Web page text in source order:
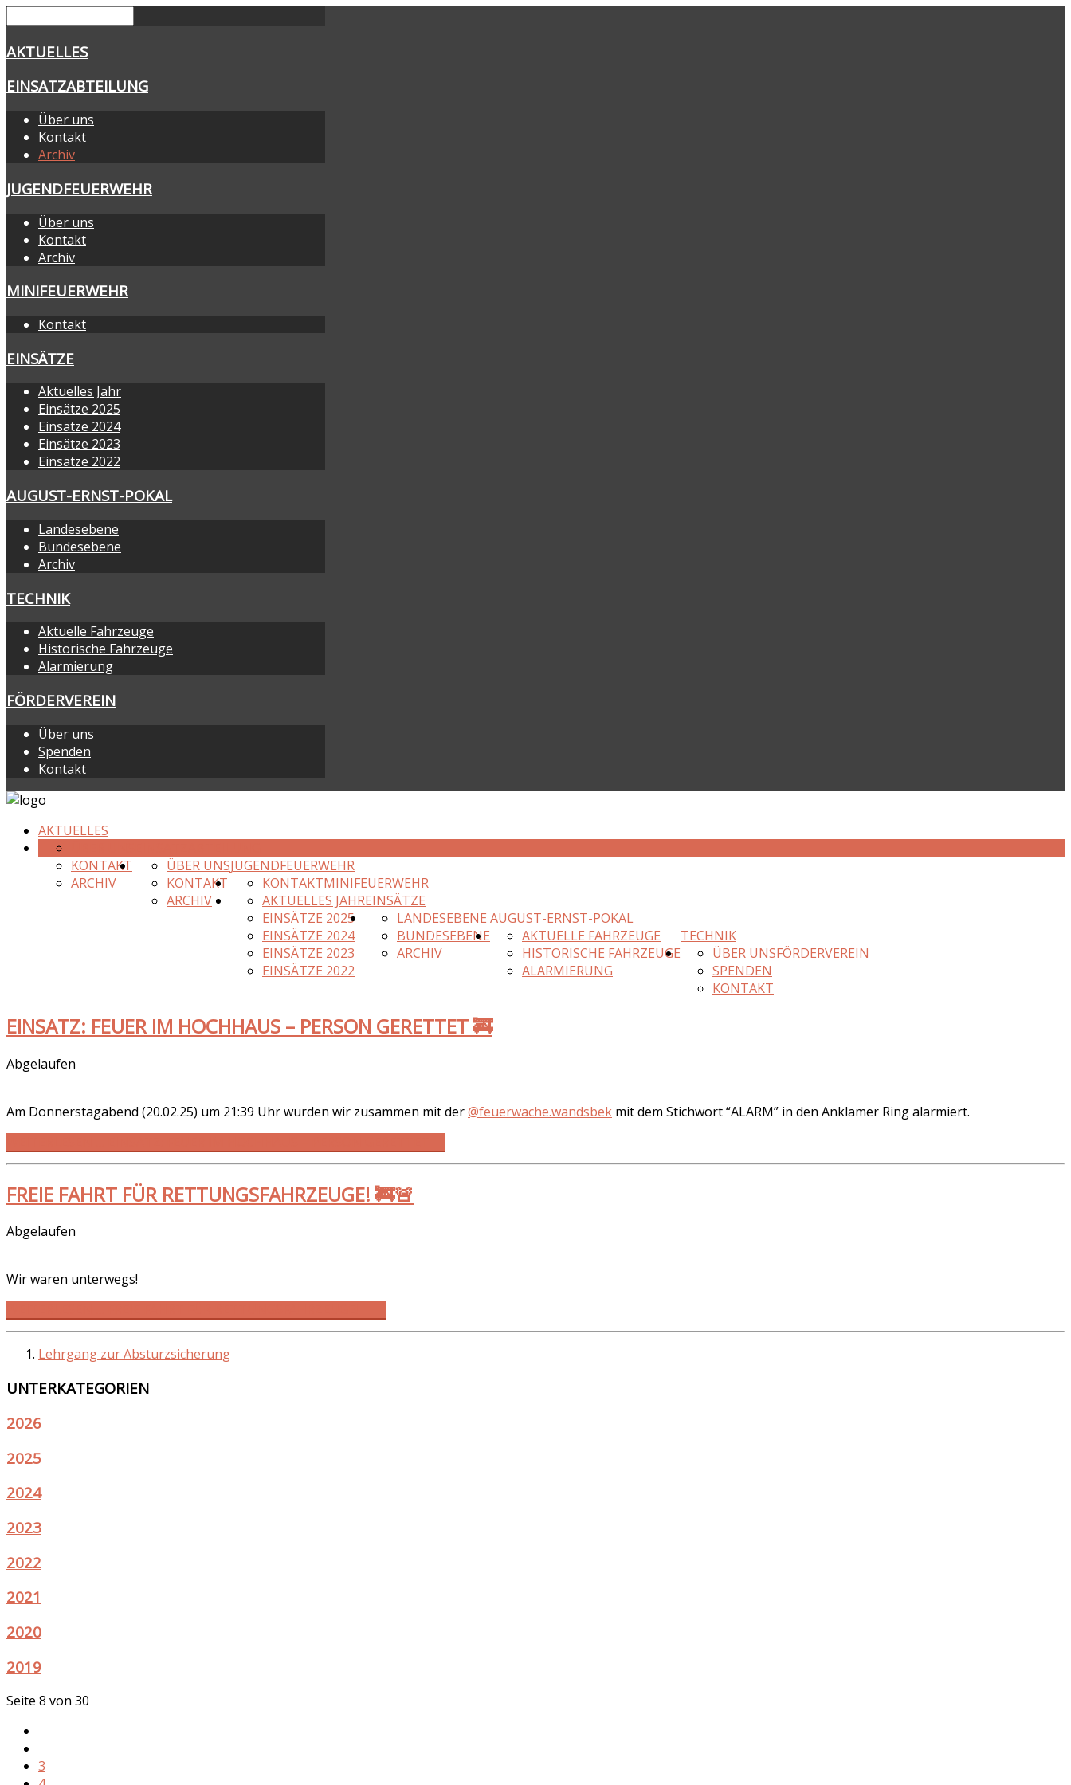
AKTUELLES
EINSATZABTEILUNG
Über uns
Kontakt
Archiv
JUGENDFEUERWEHR
Über uns
Kontakt
Archiv
MINIFEUERWEHR
Kontakt
EINSÄTZE
Aktuelles Jahr
Einsätze 2025
Einsätze 2024
Einsätze 2023
Einsätze 2022
AUGUST-ERNST-POKAL
Landesebene
Bundesebene
Archiv
TECHNIK
Aktuelle Fahrzeuge
Historische Fahrzeuge
Alarmierung
FÖRDERVEREIN
Über uns
Spenden
Kontakt
AKTUELLES
KONTAKT
ARCHIV
JUGENDFEUERWEHR
ÜBER UNS
KONTAKT
ARCHIV
MINIFEUERWEHR
KONTAKT
EINSÄTZE
AKTUELLES JAHR
EINSÄTZE 2025
EINSÄTZE 2024
EINSÄTZE 2023
EINSÄTZE 2022
AUGUST-ERNST-POKAL
LANDESEBENE
BUNDESEBENE
ARCHIV
TECHNIK
AKTUELLE FAHRZEUGE
HISTORISCHE FAHRZEUGE
ALARMIERUNG
FÖRDERVEREIN
ÜBER UNS
SPENDEN
KONTAKT
EINSATZ: FEUER IM HOCHHAUS – PERSON GERETTET 🚒
Abgelaufen
Am Donnerstagabend (20.02.25) um 21:39 Uhr wurden wir zusammen mit der@feuerwache.wandsbek mit dem Stichwort “ALARM” in den Anklamer Ring alarmiert.
FREIE FAHRT FÜR RETTUNGSFAHRZEUGE! 🚒🚨
Abgelaufen
Wir waren unterwegs!
Lehrgang zur Absturzsicherung
UNTERKATEGORIEN
2026
2025
2024
2023
2022
2021
2020
2019
Seite 8 von 30
3